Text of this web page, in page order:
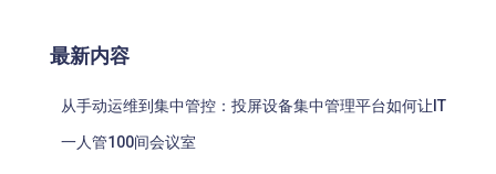
最新内容
从手动运维到集中管控：投屏设备集中管理平台如何让IT
一人管100间会议室